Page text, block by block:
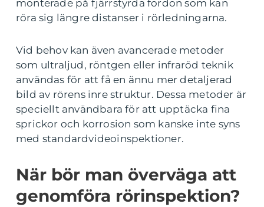
monterade på fjärrstyrda fordon som kan
röra sig längre distanser i rörledningarna.
Vid behov kan även avancerade metoder
som ultraljud, röntgen eller infraröd teknik
användas för att få en ännu mer detaljerad
bild av rörens inre struktur. Dessa metoder är
speciellt användbara för att upptäcka fina
sprickor och korrosion som kanske inte syns
med standardvideoinspektioner.
När bör man överväga att
genomföra rörinspektion?